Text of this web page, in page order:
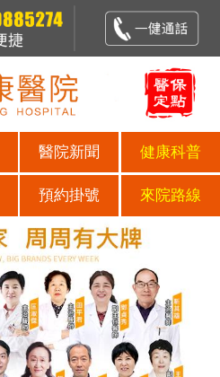
醫院新聞 健康科普
預約掛號 來院路線